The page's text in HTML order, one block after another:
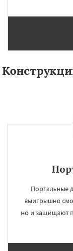
Портальные
выигрышно
но и защищают